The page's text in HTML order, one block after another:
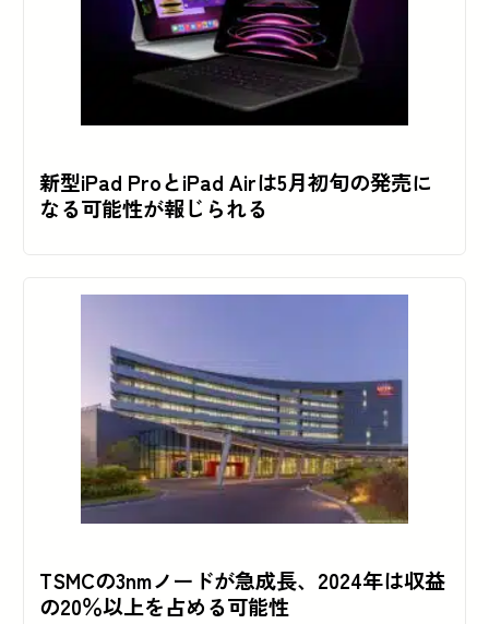
新型iPad ProとiPad Airは5月初旬の発売に
なる可能性が報じられる
TSMCの3nmノードが急成長、2024年は収益
の20％以上を占める可能性